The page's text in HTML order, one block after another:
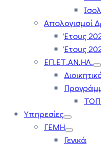
Απολογισμοί
Έτους
Έτους
ΕΠ.ΕΤ.ΑΝ.ΗΛ.
Υπηρεσίες
ΓΕΜΗ
Γενικά